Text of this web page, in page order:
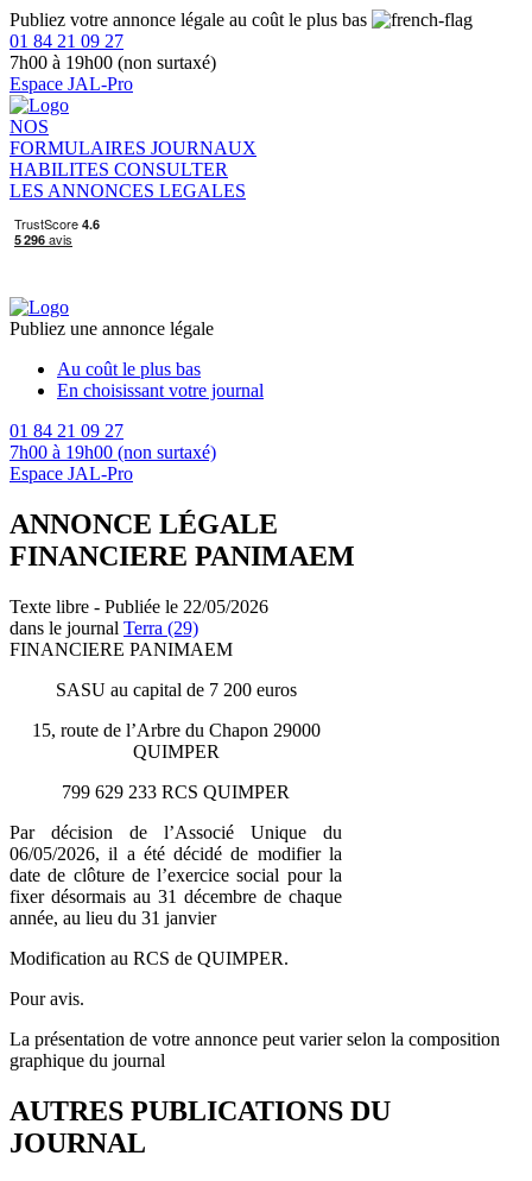
Publiez votre annonce légale au coût le plus bas
01 84 21 09 27
7h00 à 19h00 (non surtaxé)
Espace JAL-Pro
NOS
FORMULAIRES JOURNAUX
HABILITES CONSULTER
LES ANNONCES LEGALES
Publiez une annonce légale
Au coût le plus bas
En choisissant votre journal
01 84 21 09 27
7h00 à 19h00 (non surtaxé)
Espace JAL-Pro
ANNONCE LÉGALE
FINANCIERE PANIMAEM
Texte libre - Publiée le 22/05/2026
dans le journal Terra (29)
FINANCIERE PANIMAEM
SASU au capital de 7 200 euros
15, route de l’Arbre du Chapon 29000
QUIMPER
799 629 233 RCS QUIMPER
Par décision de l’Associé Unique du
06/05/2026, il a été décidé de modifier la
date de clôture de l’exercice social pour la
fixer désormais au 31 décembre de chaque
année, au lieu du 31 janvier
Modification au RCS de QUIMPER.
Pour avis.
La présentation de votre annonce peut varier selon la composition
graphique du journal
AUTRES PUBLICATIONS DU
JOURNAL